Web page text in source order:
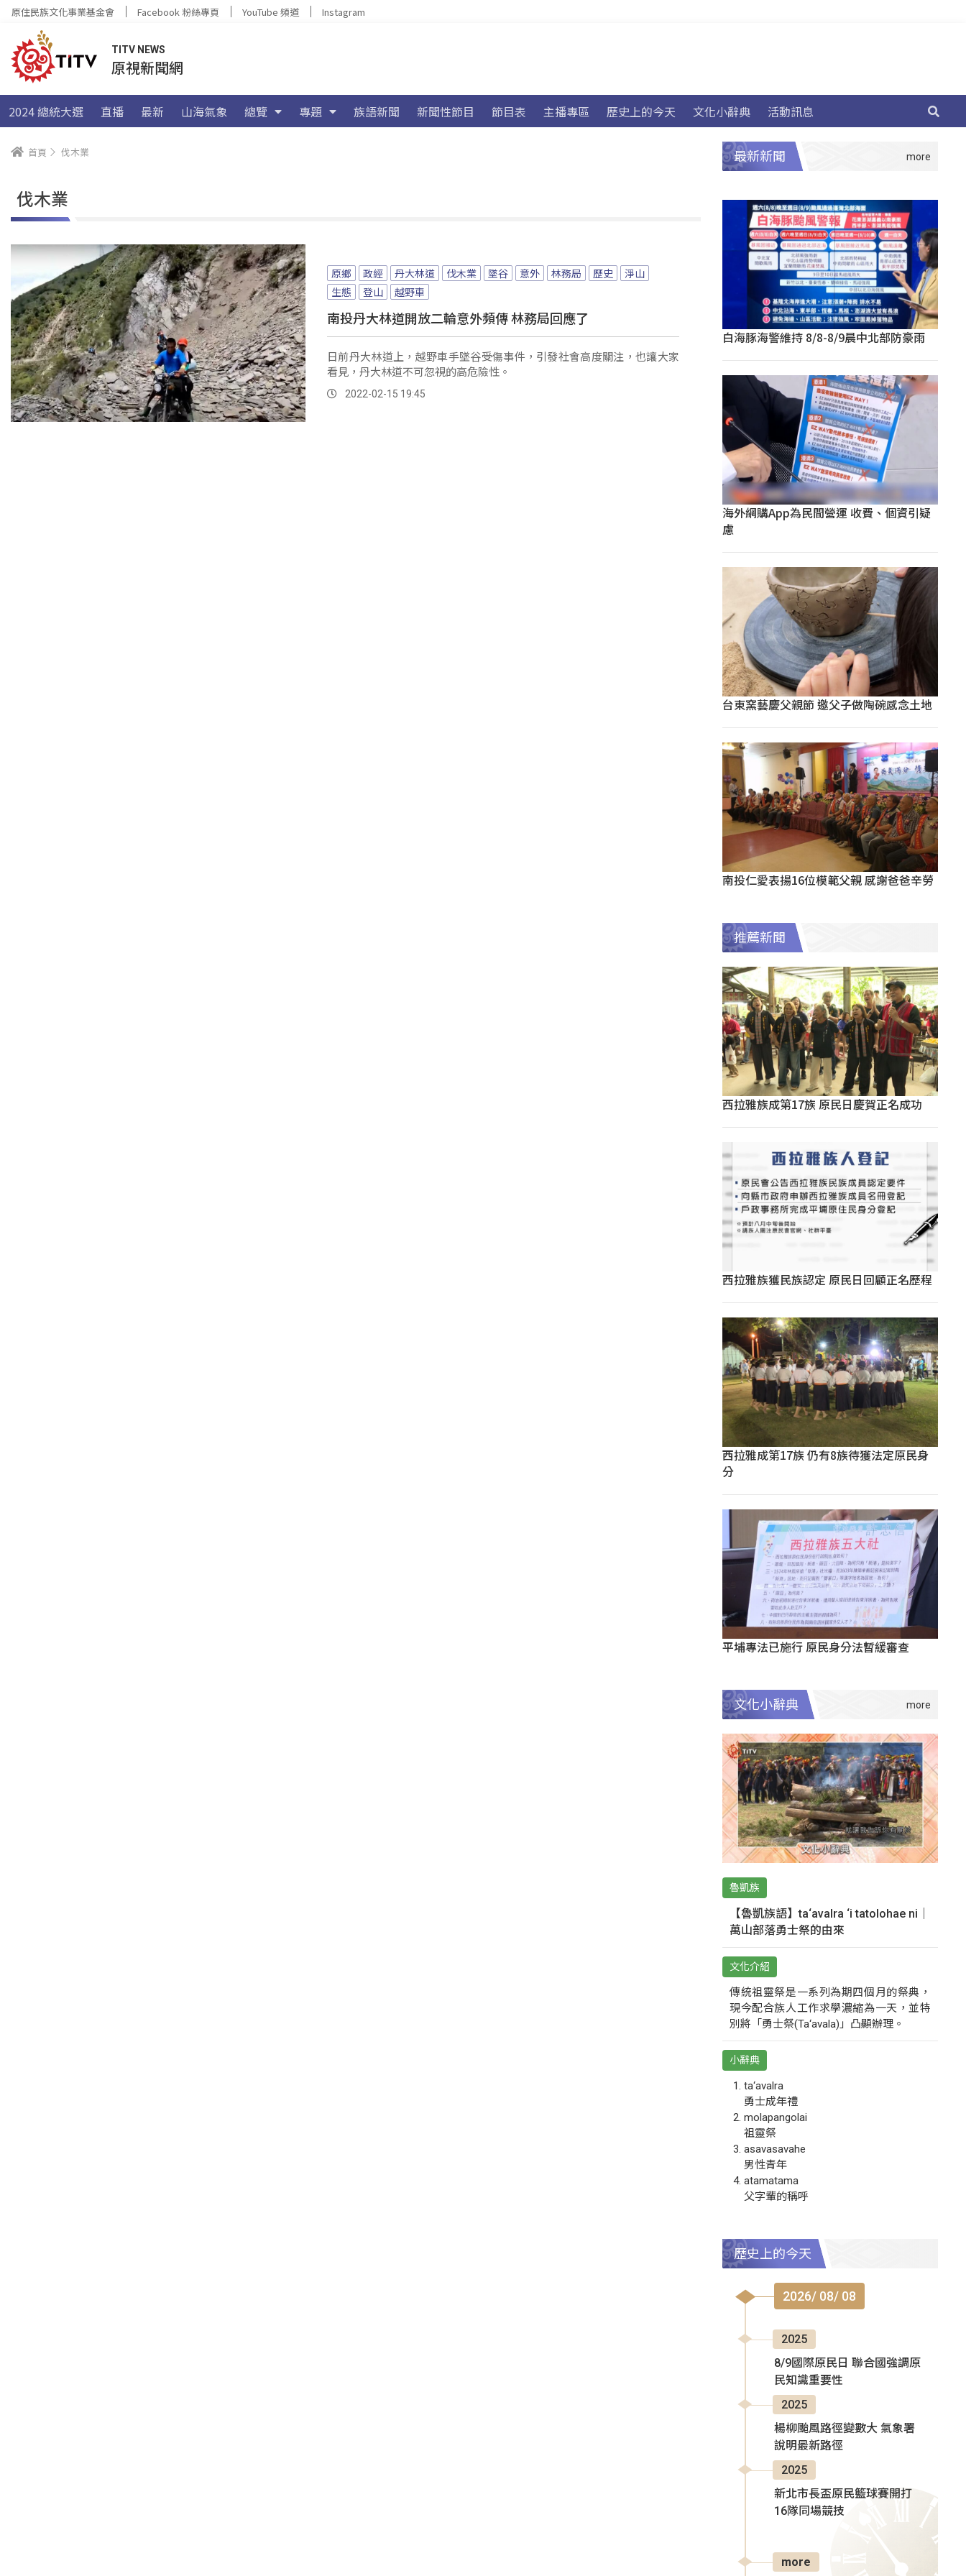
原住民族文化事業基金會 Facebook 粉絲專頁 YouTube 頻道 Instagram
TITV NEWS
原視新聞網
2024 總統大選 直播 最新 山海氣象 總覽 專題 族語新聞 新聞性節目 節目表 主播專區 歷史上的今天 文化小辭典 活動訊息
首頁 伐木業
伐木業
原鄉 政經 丹大林道 伐木業 墜谷 意外 林務局 歷史
淨山
生態
登山 越野車
南投丹大林道開放二輪意外頻傳 林務局回應了
日前丹大林道上，越野車手墜谷受傷事件，引發社會高度關注，也讓大家
看見，丹大林道不可忽視的高危險性。
2022-02-15 19:45
最新新聞
白海豚海警維持 8/8-8/9晨中北部防豪雨
海外網購App為民間營運 收費、個資引疑
慮
台東窯藝慶父親節 邀父子做陶碗感念土地
南投仁愛表揚16位模範父親 感謝爸爸辛勞
推薦新聞
西拉雅族成第17族 原民日慶賀正名成功
西拉雅族獲民族認定 原民日回顧正名歷程
西拉雅成第17族 仍有8族待獲法定原民身
分
平埔專法已施行 原民身分法暫緩審查
文化小辭典
魯凱族
【魯凱族語】ta‘avalra ‘i tatolohae ni｜
萬山部落勇士祭的由來
文化介紹
傳統祖靈祭是一系列為期四個月的祭典，
現今配合族人工作求學濃縮為一天，並特
別將「勇士祭(Ta‘avala)」凸顯辦理。
小辭典
ta‘avalra
勇士成年禮
molapangolai
祖靈祭
asavasavahe
男性青年
atamatama
父字輩的稱呼
歷史上的今天
2026/ 08/ 08
2025
8/9國際原民日 聯合國強調原
民知識重要性
2025
楊柳颱風路徑變數大 氣象署
說明最新路徑
2025
新北市長盃原民籃球賽開打
16隊同場競技
more